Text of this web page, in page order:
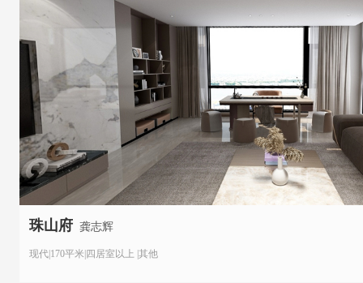
珠山府龚志辉
现代|170平米|四居室以上 |其他